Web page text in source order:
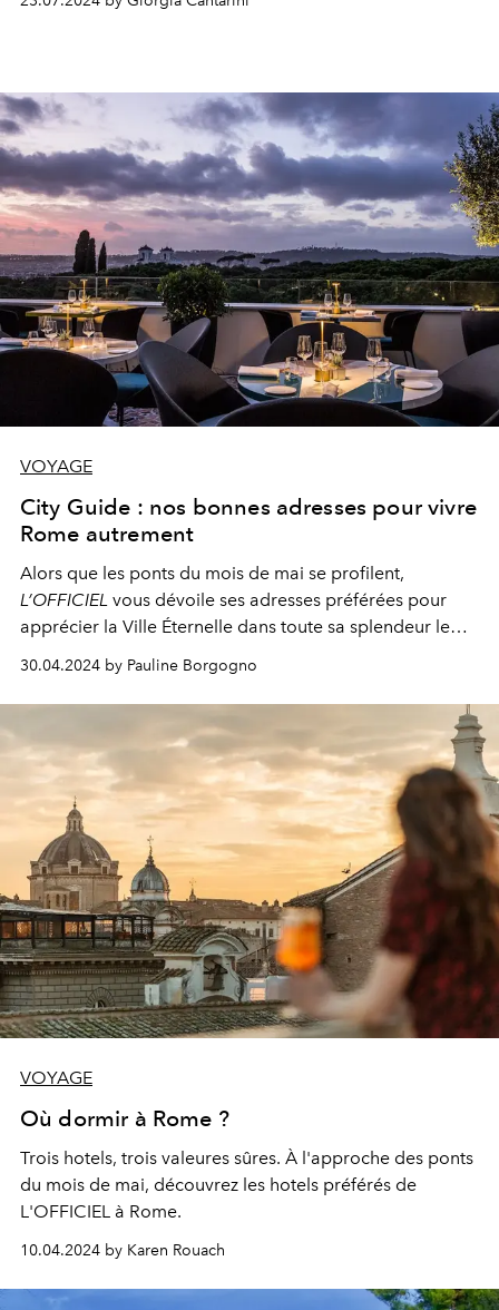
semble y avoir un flirt entièrement italien pour Lily
VOYAGE
City Guide : nos bonnes adresses pour vivre
Rome autrement
Alors que les ponts du mois de mai se profilent,
L’OFFICIEL vous dévoile ses adresses préférées pour
apprécier la Ville Éternelle dans toute sa splendeur le
30.04.2024 by Pauline Borgogno
VOYAGE
Où dormir à Rome ?
Trois hotels, trois valeures sûres. À l'approche des ponts
du mois de mai, découvrez les hotels préférés de
L'OFFICIEL à Rome.
10.04.2024 by Karen Rouach